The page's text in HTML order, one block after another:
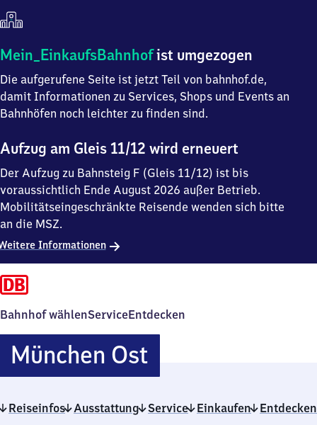
Mein
Einkaufsbahnhof
ist
umgezogen
Mein_EinkaufsBahnhofist umgezogen
Die aufgerufene Seite ist jetzt Teil von bahnhof.de,
damit Informationen zu Services, Shops und Events an
Bahnhöfen noch leichter zu finden sind.
Aufzug am Gleis 11/12 wird erneuert
Der Aufzug zu Bahnsteig F (Gleis 11/12) ist bis
voraussichtlich Ende August 2026 außer Betrieb.
Mobilitätseingeschränkte Reisende wenden sich bitte
an die MSZ.
Informationen
Bahnhof wählenServiceEntdecken
München OstMünchen
Ost
Reiseinfos Ausstattung Service Einkaufen Entdecken